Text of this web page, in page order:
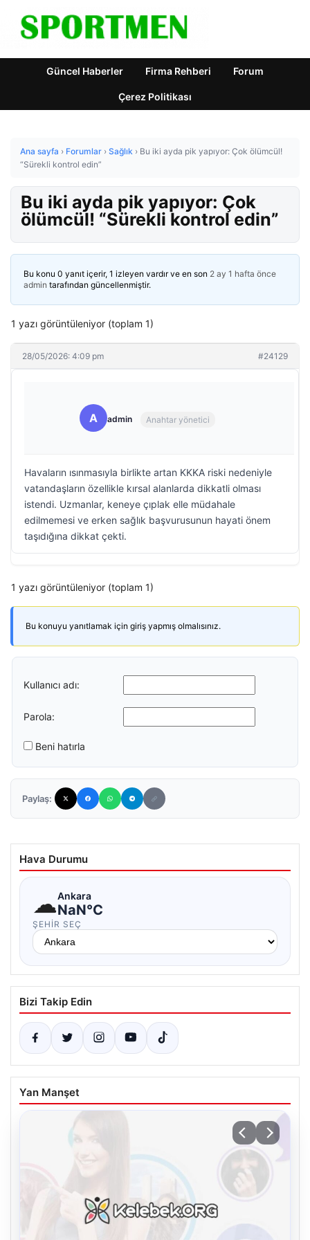
Güncel Haberler Firma Rehberi Forum
Çerez Politikası
Ana sayfa › Forumlar › Sağlık › Bu iki ayda pik yapıyor: Çok ölümcül!
“Sürekli kontrol edin”
Bu iki ayda pik yapıyor: Çok
ölümcül! “Sürekli kontrol edin”
Bu konu 0 yanıt içerir, 1 izleyen vardır ve en son 2 ay 1 hafta önce
admin tarafından güncellenmiştir.
1 yazı görüntüleniyor (toplam 1)
28/05/2026: 4:09 pm #24129
A admin Anahtar yönetici
Havaların ısınmasıyla birlikte artan KKKA riski nedeniyle
vatandaşların özellikle kırsal alanlarda dikkatli olması
istendi. Uzmanlar, keneye çıplak elle müdahale
edilmemesi ve erken sağlık başvurusunun hayati önem
taşıdığına dikkat çekti.
1 yazı görüntüleniyor (toplam 1)
Bu konuyu yanıtlamak için giriş yapmış olmalısınız.
Kullanıcı adı:
Parola:
Beni hatırla
Paylaş:
Hava Durumu
☁Ankara
NaN°C
ŞEHIR SEÇ
Bizi Takip Edin
Yan Manşet